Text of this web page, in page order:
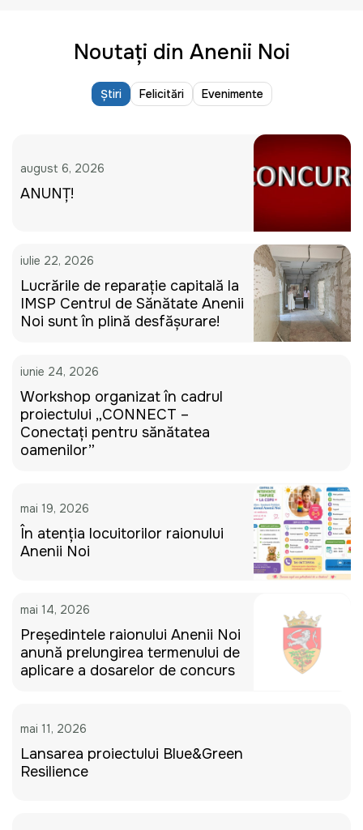
Noutați din Anenii Noi
Știri Felicitări Evenimente
august 6, 2026
ANUNȚ!
iulie 22, 2026
Lucrările de reparație capitală la
IMSP Centrul de Sănătate Anenii
Noi sunt în plină desfășurare!
iunie 24, 2026
Workshop organizat în cadrul
proiectului „CONNECT –
Conectați pentru sănătatea
oamenilor”
mai 19, 2026
În atenția locuitorilor raionului
Anenii Noi
mai 14, 2026
Președintele raionului Anenii Noi
anunță prelungirea termenului de
aplicare a dosarelor de concurs
mai 11, 2026
Lansarea proiectului Blue&Green
Resilience